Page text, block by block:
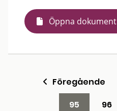
Öppna dokument
Föregående
95
96